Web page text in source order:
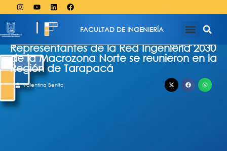
FACULTAD DE INGENIERÍA
junio 26, 2024
Representantes de la Red Ingeniería 2030
de la Macrozona Norte se reunieron en la
Región de Tarapacá
Valentina Benito